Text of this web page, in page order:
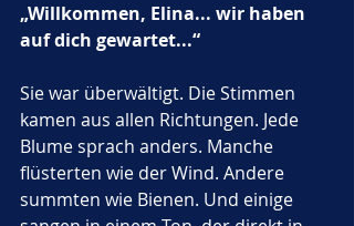
„Willkommen, Elina... wir haben
auf dich gewartet...“
Sie war überwältigt. Die Stimmen
kamen aus allen Richtungen. Jede
Blume sprach anders. Manche
flüsterten wie der Wind. Andere
summten wie Bienen. Und einige